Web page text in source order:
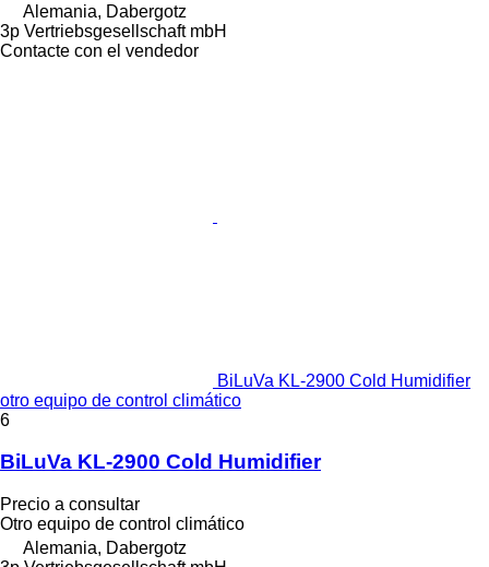
Alemania, Dabergotz
3p Vertriebsgesellschaft mbH
Contacte con el vendedor
BiLuVa KL-2900 Cold Humidifier
otro equipo de control climático
6
BiLuVa KL-2900 Cold Humidifier
Precio a consultar
Otro equipo de control climático
Alemania, Dabergotz